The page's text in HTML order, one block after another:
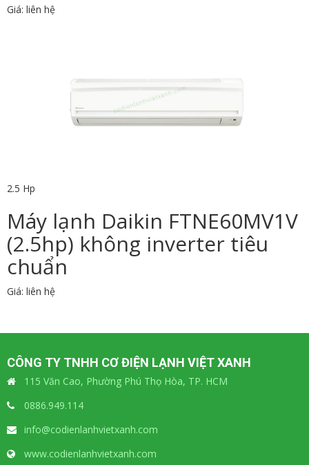
Giá: liên hệ
2.5 Hp
Máy lạnh Daikin FTNE60MV1V
(2.5hp) không inverter tiêu
chuẩn
Giá: liên hệ
CÔNG TY TNHH CƠ ĐIỆN LẠNH VIỆT XANH
115 Văn Cao, Phường Phú Thọ Hòa, TP. HCM
0886.949.114
info@codienlanhvietxanh.com
www.codienlanhvietxanh.com